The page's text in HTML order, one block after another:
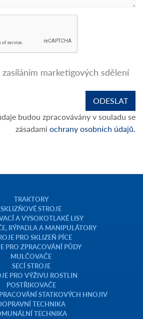
zasíláním marketigových sdělení
budou zpracovávány v souladu se
zásadami ochrany osobních údajů.
TRAKTORY
SKLIZŇOVÉ STROJE
A VYSOKOTLAKÉ LISY
RÝPADLA A MANIPULÁTORY
PRO SKLIZEŇ PÍCE
PRO ZPRACOVÁNÍ PŮDY
MULČOVAČE
SECÍ STROJE
PRO VÝŽIVU ROSTLIN
POSTŘIKOVAČE
STATKOVÝCH HNOJIV
TECHNIKA
TECHNIKA